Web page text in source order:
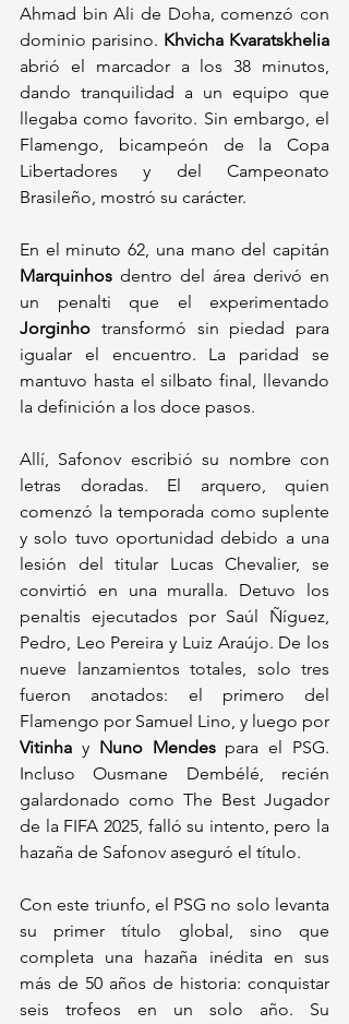
Ahmad bin Ali de Doha, comenzó con
dominio parisino. Khvicha Kvaratskhelia
abrió el marcador a los 38 minutos,
dando tranquilidad a un equipo que
llegaba como favorito. Sin embargo, el
Flamengo, bicampeón de la Copa
Libertadores y del Campeonato
Brasileño, mostró su carácter.
Marquinhos dentro del área derivó en
Jorginho transformó sin piedad para
igualar el encuentro. La paridad se
mantuvo hasta el silbato final, llevando
la definición a los doce pasos.
Allí, Safonov escribió su nombre con
letras doradas. El arquero, quien
comenzó la temporada como suplente
y solo tuvo oportunidad debido a una
lesión del titular Lucas Chevalier, se
convirtió en una muralla. Detuvo los
penaltis ejecutados por Saúl Ñíguez,
Pedro, Leo Pereira y Luiz Araújo. De los
nueve lanzamientos totales, solo tres
fueron anotados: el primero del
Vitinha y Nuno Mendes para el PSG.
Incluso Ousmane Dembélé, recién
galardonado como The Best Jugador
de la FIFA 2025, falló su intento, pero la
hazaña de Safonov aseguró el título.
Con este triunfo, el PSG no solo levanta
su primer título global, sino que
completa una hazaña inédita en sus
más de 50 años de historia: conquistar
seis trofeos en un solo año. Su